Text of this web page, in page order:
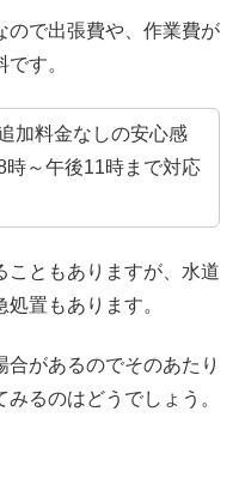
ので出張費や、作業費が
す。
加料金なしの安心感
時～午後11時まで対応
こともありますが、水道
置もあります。
があるのでそのあたり
るのはどうでしょう。